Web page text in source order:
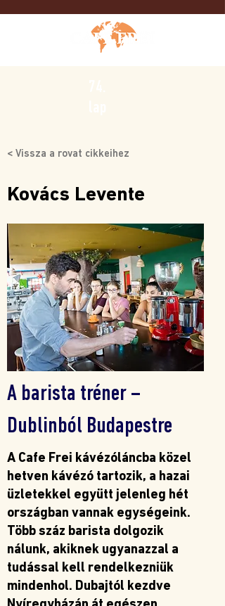
< Vissza a rovat cikkeihez
Kovács Levente
A barista tréner –
Dublinból Budapestre
A Cafe Frei kávézóláncba közel
hetven kávézó tartozik, a hazai
üzletekkel együtt jelenleg hét
országban vannak egységeink.
Több száz barista dolgozik
nálunk, akiknek ugyanazzal a
tudással kell rendelkezniük
mindenhol. Dubajtól kezdve